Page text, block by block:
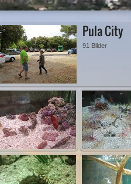
Pula City
91 Bilder